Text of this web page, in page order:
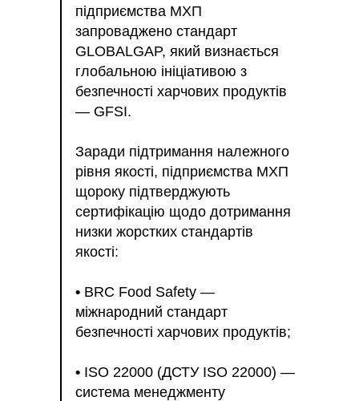
підприємства МХП
запроваджено стандарт
GLOBALGAP, який визнається
глобальною ініціативою з
безпечності харчових продуктів
— GFSI.
Заради підтримання належного
рівня якості, підприємства МХП
щороку підтверджують
сертифікацію щодо дотримання
низки жорстких стандартів
якості:
• BRC Food Safety —
міжнародний стандарт
безпечності харчових продуктів;
• ISO 22000 (ДСТУ ISO 22000) —
система менеджменту